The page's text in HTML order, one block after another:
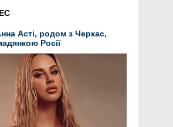
Асті, родом з Черкас,
Росії